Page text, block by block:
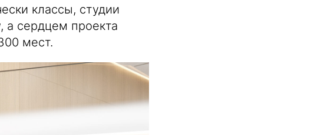
классы, студии
а сердцем проекта
мест.